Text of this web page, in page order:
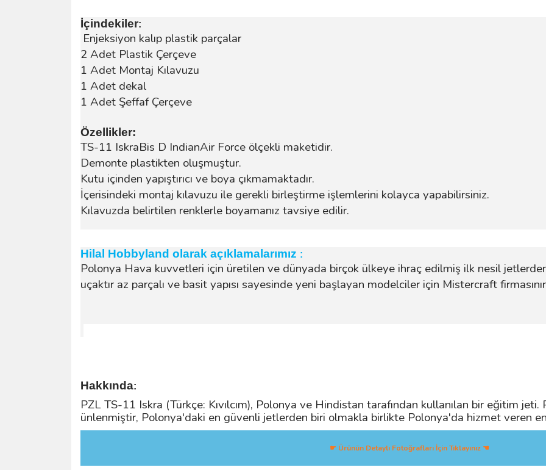
İçindekiler:
Enjeksiyon kalıp plastik parçalar
2 Adet Plastik Çerçeve
1 Adet Montaj Kılavuzu
1 Adet dekal
1 Adet Şeffaf Çerçeve
Özellikler:
TS-11 IskraBis D IndianAir Force ölçekli maketidir.
Demonte plastikten oluşmuştur.
Kutu içinden yapıştırıcı ve boya çıkmamaktadır.
İçerisindeki montaj kılavuzu ile gerekli birleştirme işlemlerini kolayca yapabilirsiniz.
Kılavuzda belirtilen renklerle boyamanız tavsiye edilir.
Hilal Hobbyland olarak açıklamalarımız :
Polonya Hava kuvvetleri için üretilen ve dünyada birçok ülkeye ihraç edilmiş ilk nesil
uçaktır az parçalı ve basit yapısı sayesinde yeni başlayan modelciler için Mistercraft
Hakkında:
PZL TS-11 Iskra (Türkçe: Kıvılcım), Polonya ve Hindistan tarafından kullanılan bir eğitim
ünlenmiştir, Polonya'daki en güvenli jetlerden biri olmakla birlikte Polonya'da hizmet veren
☛ Ürünün Detaylı Fotoğrafları İçin Tıklayınız ☚